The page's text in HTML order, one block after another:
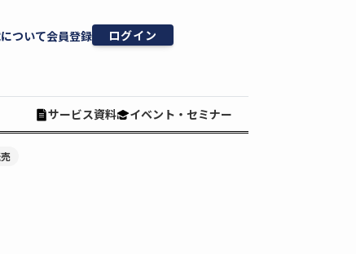
ついて会員登録 ログイン
サービス資料 イベント・セミナー